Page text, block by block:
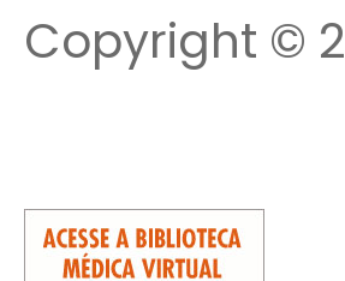
Copyright ©